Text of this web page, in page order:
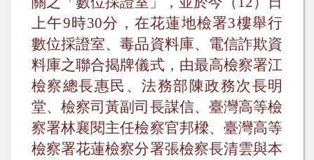
上午9時30分，在花蓮地檢署3樓舉行
數位採證室、毒品資料庫、電信詐欺資
料庫之聯合揭牌儀式，由最高檢察署江
檢察總長惠民、法務部陳政務次長明
堂、檢察司黃副司長謀信、臺灣高等檢
察署林襄閱主任檢察官邦樑、臺灣高等
檢察署花蓮檢察分署張檢察長清雲與本